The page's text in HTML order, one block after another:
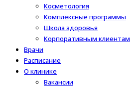
Косметология
Комплексные программы
Школа здоровья
Корпоративным клиентам
Врачи
Расписание
О клинике
Вакансии